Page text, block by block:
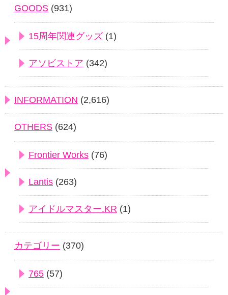
GOODS (931)
15周年関連グッズ (1)
アソビストア (342)
INFORMATION (2,616)
OTHERS (624)
Frontier Works (76)
Lantis (263)
アイドルマスター.KR (1)
カテゴリー (370)
765 (57)